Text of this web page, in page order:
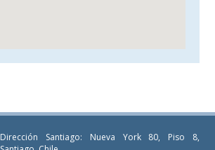
Dirección Santiago: Nueva York 80, Piso 8,